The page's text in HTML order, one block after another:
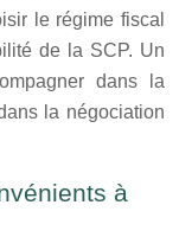
le régime fiscal
de la SCP. Un
dans la
la négociation
à